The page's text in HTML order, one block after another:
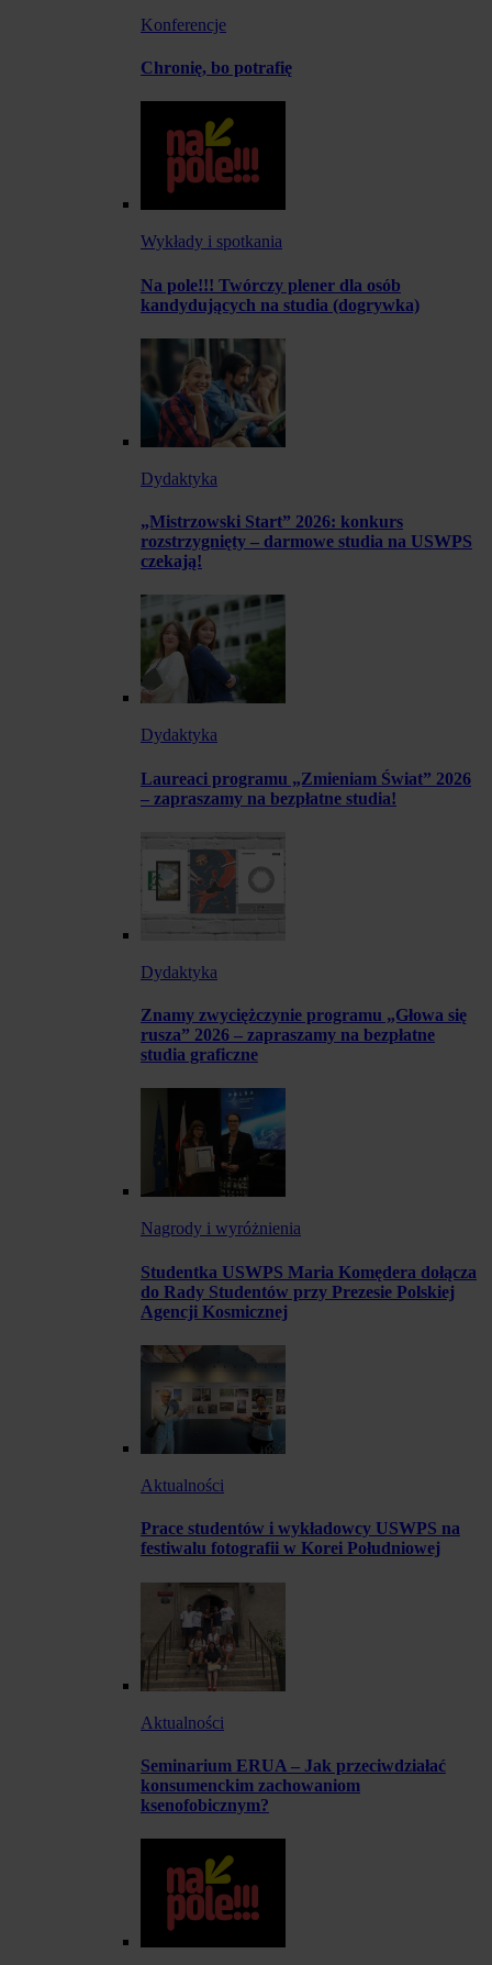
Konferencje
Chronię, bo potrafię
Wykłady i spotkania
Na pole!!! Twórczy plener dla osób
kandydujących na studia (dogrywka)
Dydaktyka
„Mistrzowski Start” 2026: konkurs
rozstrzygnięty – darmowe studia na USWPS
czekają!
Dydaktyka
Laureaci programu „Zmieniam Świat” 2026
– zapraszamy na bezpłatne studia!
Dydaktyka
Znamy zwyciężczynie programu „Głowa się
rusza” 2026 – zapraszamy na bezpłatne
studia graficzne
Nagrody i wyróżnienia
Studentka USWPS Maria Komędera dołącza
do Rady Studentów przy Prezesie Polskiej
Agencji Kosmicznej
Aktualności
Prace studentów i wykładowcy USWPS na
festiwalu fotografii w Korei Południowej
Aktualności
Seminarium ERUA – Jak przeciwdziałać
konsumenckim zachowaniom
ksenofobicznym?